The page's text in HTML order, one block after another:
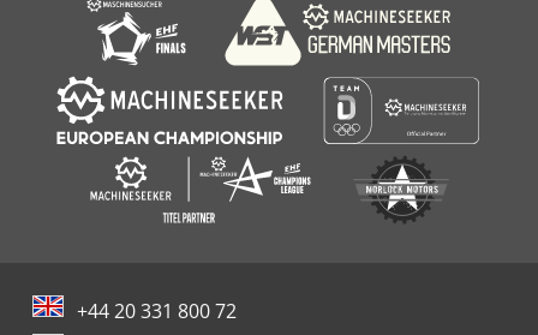
+44 20 331 800 72